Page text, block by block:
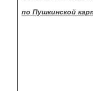
по Пушкинской